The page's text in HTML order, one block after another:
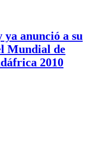
ya anunció a su
Mundial de
2010